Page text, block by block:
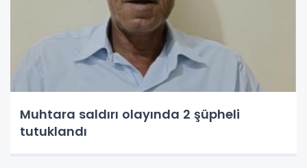
Muhtara saldırı olayında 2 şüpheli
tutuklandı